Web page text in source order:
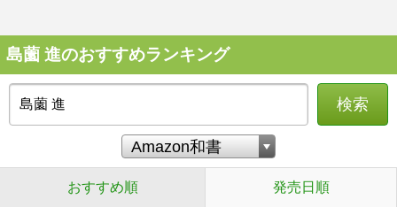
島薗 進のおすすめランキング
検索
おすすめ順 発売日順